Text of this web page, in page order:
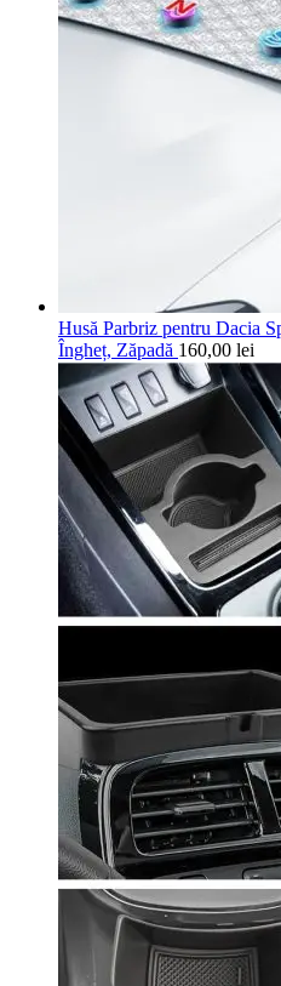
Husă Parbriz pentru Dacia
Îngheț, Zăpadă 160,00 lei